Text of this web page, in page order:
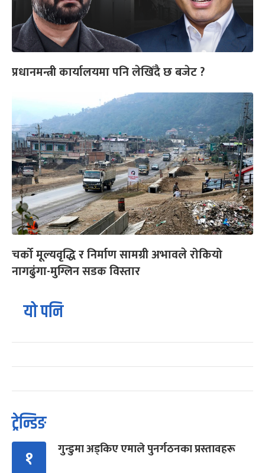
प्रधानमन्त्री कार्यालयमा पनि लेखिँदै छ बजेट ?
चर्को मूल्यवृद्धि र निर्माण सामग्री अभावले रोकियो
नागढुंगा-मुग्लिन सडक विस्तार
यो पनि
ट्रेन्डिङ
१ गुन्डुमा अड्किए एमाले पुनर्गठनका प्रस्तावहरू